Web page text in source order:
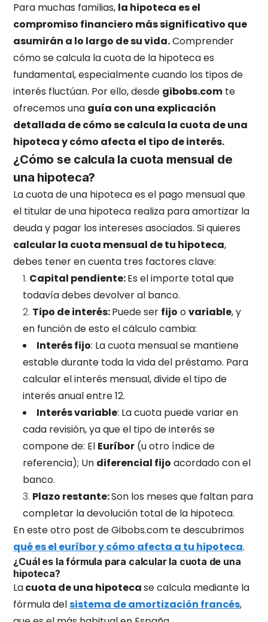
Para muchas familias, la hipoteca es el
compromiso financiero más significativo que
asumirán a lo largo de su vida.Comprender
cómo se calcula la cuota de la hipoteca es
fundamental, especialmente cuando los tipos de
interés fluctúan. Por ello, desde gibobs.com te
ofrecemos una guía con una explicación
detallada de cómo se calcula la cuota de una
hipoteca y cómo afecta el tipo de interés.
¿Cómo se calcula la cuota mensual de
una hipoteca?
La cuota de una hipoteca es el pago mensual que
el titular de una hipoteca realiza para amortizar la
deuda y pagar los intereses asociados. Si quieres
calcular la cuota mensual de tu hipoteca,
debes tener en cuenta tres factores clave:
Capital pendiente:Es el importe total que
todavía debes devolver al banco.
Tipo de interés:Puede ser fijo ovariable, y
en función de esto el cálculo cambia:
Interés fijo: La cuota mensual se mantiene
estable durante toda la vida del préstamo. Para
calcular el interés mensual, divide el tipo de
interés anual entre 12.
Interés variable: La cuota puede variar en
cada revisión, ya que el tipo de interés se
compone de: El Euríbor (u otro índice de
referencia); Un diferencial fijo acordado con el
banco.
Plazo restante:Son los meses que faltan para
completar la devolución total de la hipoteca.
En este otro post de Gibobs.com te descubrimos
qué es el euríbor y cómo afecta a tu hipoteca.
¿Cuál es la fórmula para calcular la cuota de una
hipoteca?
Lacuota de una hipotecase calcula mediante la
fórmula delsistema de amortización francés,